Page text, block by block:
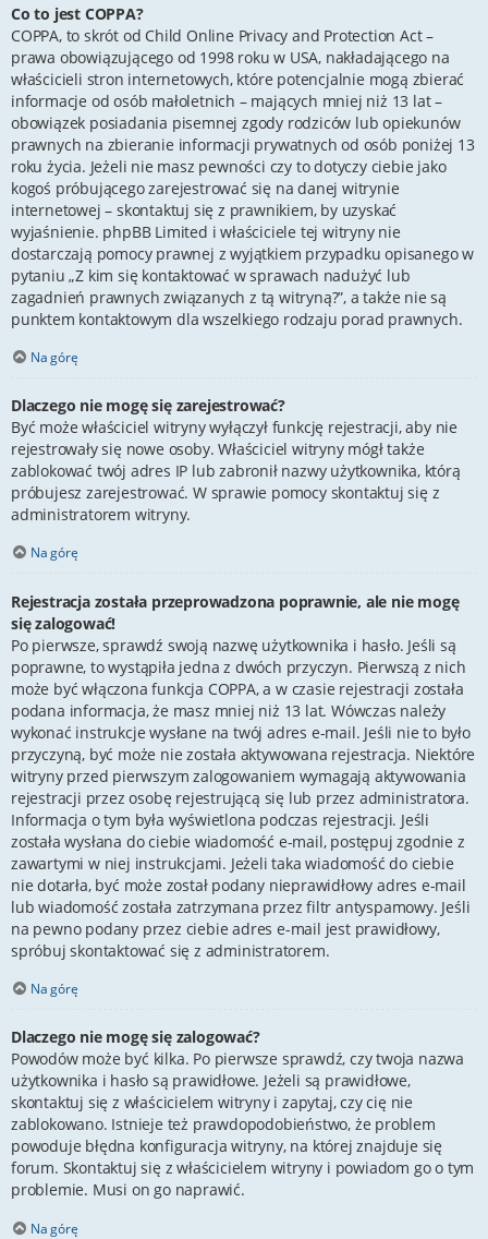
Co to jest COPPA?
COPPA, to skrót od Child Online Privacy and Protection Act –
prawa obowiązującego od 1998 roku w USA, nakładającego na
właścicieli stron internetowych, które potencjalnie mogą zbierać
informacje od osób małoletnich – mających mniej niż 13 lat –
obowiązek posiadania pisemnej zgody rodziców lub opiekunów
prawnych na zbieranie informacji prywatnych od osób poniżej 13
roku życia. Jeżeli nie masz pewności czy to dotyczy ciebie jako
kogoś próbującego zarejestrować się na danej witrynie
internetowej – skontaktuj się z prawnikiem, by uzyskać
wyjaśnienie. phpBB Limited i właściciele tej witryny nie
dostarczają pomocy prawnej z wyjątkiem przypadku opisanego w
pytaniu „Z kim się kontaktować w sprawach nadużyć lub
zagadnień prawnych związanych z tą witryną?”, a także nie są
punktem kontaktowym dla wszelkiego rodzaju porad prawnych.
Na górę
Dlaczego nie mogę się zarejestrować?
Być może właściciel witryny wyłączył funkcję rejestracji, aby nie
rejestrowały się nowe osoby. Właściciel witryny mógł także
zablokować twój adres IP lub zabronił nazwy użytkownika, którą
próbujesz zarejestrować. W sprawie pomocy skontaktuj się z
administratorem witryny.
Na górę
Rejestracja została przeprowadzona poprawnie, ale nie mogę
się zalogować!
Po pierwsze, sprawdź swoją nazwę użytkownika i hasło. Jeśli są
poprawne, to wystąpiła jedna z dwóch przyczyn. Pierwszą z nich
może być włączona funkcja COPPA, a w czasie rejestracji została
podana informacja, że masz mniej niż 13 lat. Wówczas należy
wykonać instrukcje wysłane na twój adres e-mail. Jeśli nie to było
przyczyną, być może nie została aktywowana rejestracja. Niektóre
witryny przed pierwszym zalogowaniem wymagają aktywowania
rejestracji przez osobę rejestrującą się lub przez administratora.
Informacja o tym była wyświetlona podczas rejestracji. Jeśli
została wysłana do ciebie wiadomość e-mail, postępuj zgodnie z
zawartymi w niej instrukcjami. Jeżeli taka wiadomość do ciebie
nie dotarła, być może został podany nieprawidłowy adres e-mail
lub wiadomość została zatrzymana przez filtr antyspamowy. Jeśli
na pewno podany przez ciebie adres e-mail jest prawidłowy,
spróbuj skontaktować się z administratorem.
Na górę
Dlaczego nie mogę się zalogować?
Powodów może być kilka. Po pierwsze sprawdź, czy twoja nazwa
użytkownika i hasło są prawidłowe. Jeżeli są prawidłowe,
skontaktuj się z właścicielem witryny i zapytaj, czy cię nie
zablokowano. Istnieje też prawdopodobieństwo, że problem
powoduje błędna konfiguracja witryny, na której znajduje się
forum. Skontaktuj się z właścicielem witryny i powiadom go o tym
problemie. Musi on go naprawić.
Na górę